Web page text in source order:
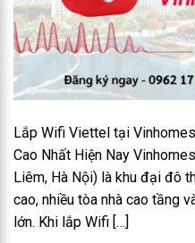
Lắp Wifi Viettel tại
Cao Nhất Hiện Nay
Liêm, Hà Nội) là khu đại đô
cao, nhiều tòa nhà cao tầng
lớn. Khi lắp Wifi […]